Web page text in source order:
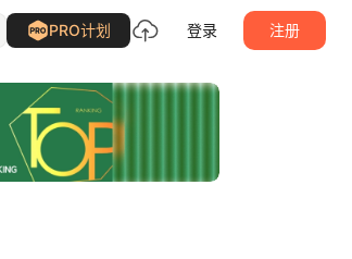
PRO计划 登录 注册
山城肖磊 关注